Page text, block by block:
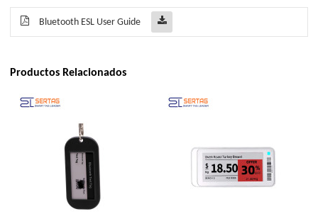
Bluetooth ESL User Guide
Productos Relacionados